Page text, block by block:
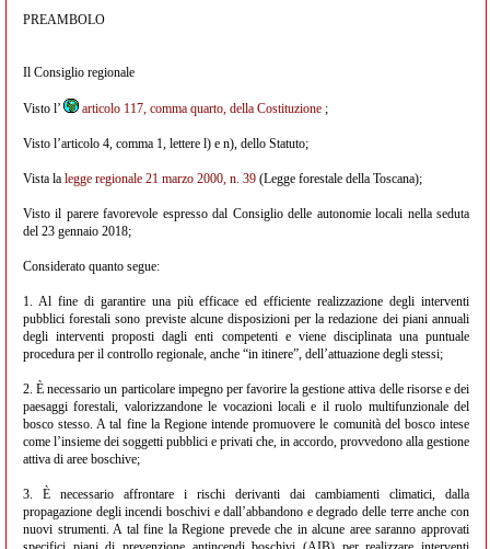
PREAMBOLO
Il Consiglio regionale
Visto l’ articolo 117, comma quarto, della Costituzione ;
Visto l’articolo 4, comma 1, lettere l) e n), dello Statuto;
Vista la legge regionale 21 marzo 2000, n. 39 (Legge forestale della Toscana);
Visto il parere favorevole espresso dal Consiglio delle autonomie locali nella seduta
del 23 gennaio 2018;
Considerato quanto segue:
1. Al fine di garantire una più efficace ed efficiente realizzazione degli interventi
pubblici forestali sono previste alcune disposizioni per la redazione dei piani annuali
degli interventi proposti dagli enti competenti e viene disciplinata una puntuale
procedura per il controllo regionale, anche “in itinere”, dell’attuazione degli stessi;
2. È necessario un particolare impegno per favorire la gestione attiva delle risorse e dei
paesaggi forestali, valorizzandone le vocazioni locali e il ruolo multifunzionale del
bosco stesso. A tal fine la Regione intende promuovere le comunità del bosco intese
come l’insieme dei soggetti pubblici e privati che, in accordo, provvedono alla gestione
attiva di aree boschive;
3. È necessario affrontare i rischi derivanti dai cambiamenti climatici, dalla
propagazione degli incendi boschivi e dall’abbandono e degrado delle terre anche con
nuovi strumenti. A tal fine la Regione prevede che in alcune aree saranno approvati